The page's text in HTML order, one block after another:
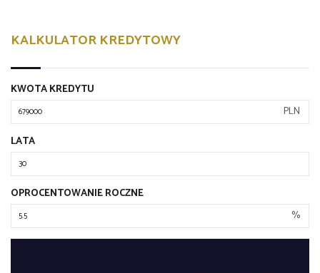
KALKULATOR KREDYTOWY
KWOTA KREDYTU
PLN
LATA
OPROCENTOWANIE ROCZNE
%